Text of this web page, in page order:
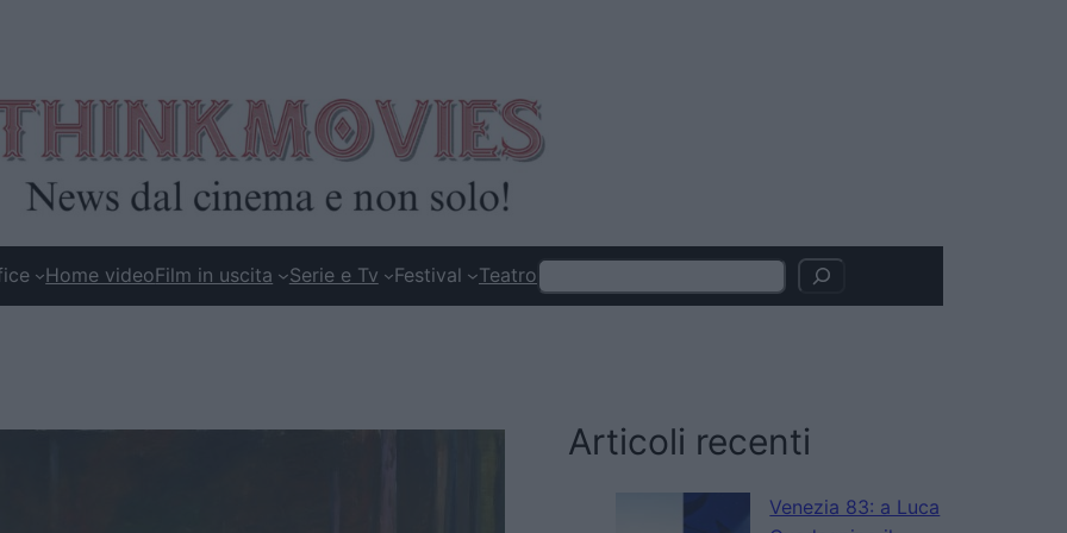
Home videoFilm in uscita Serie e Tv Festival TeatroSearch
Articoli recenti
Venezia 83: a Luca